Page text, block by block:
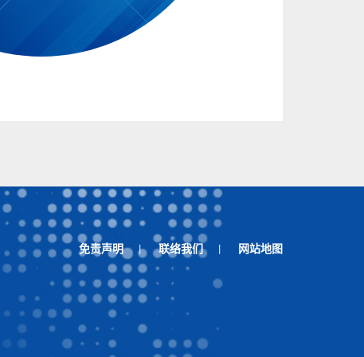
免责声明 联络我们 网站地图